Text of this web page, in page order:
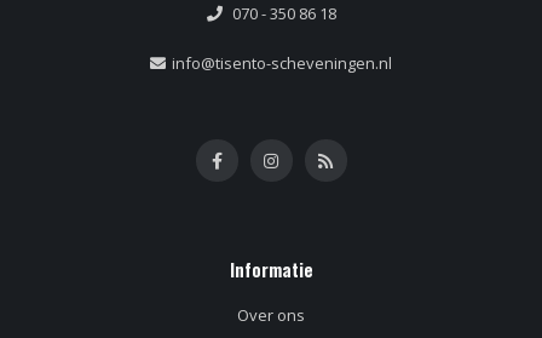
070 - 350 86 18
info@tisento-scheveningen.nl
Informatie
Over ons